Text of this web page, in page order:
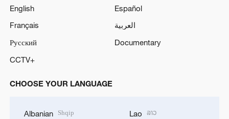
English
Español
Français
العربية
Русский
Documentary
CCTV+
CHOOSE YOUR LANGUAGE
Albanian Shqip Lao ລາວ